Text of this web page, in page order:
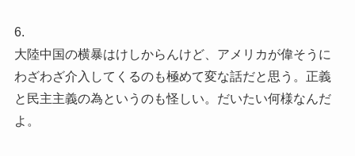
6.
大陸中国の横暴はけしからんけど、アメリカが偉そうに
わざわざ介入してくるのも極めて変な話だと思う。正義
と民主主義の為というのも怪しい。だいたい何様なんだ
よ。